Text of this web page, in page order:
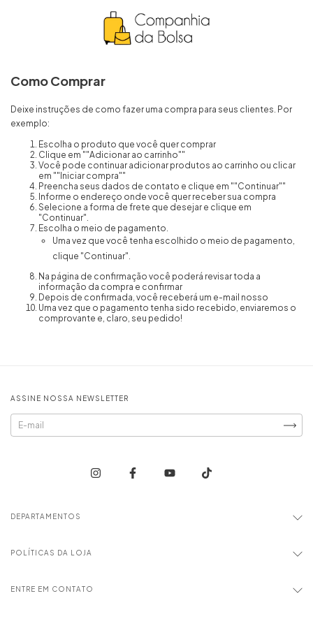
Como Comprar
Deixe instruções de como fazer uma compra para seus clientes. Por
exemplo:
Escolha o produto que você quer comprar
Clique em ""Adicionar ao carrinho""
Você pode continuar adicionar produtos ao carrinho ou clicar
em ""Iniciar compra""
Preencha seus dados de contato e clique em ""Continuar""
Informe o endereço onde você quer receber sua compra
Selecione a forma de frete que desejar e clique em
"Continuar".
Escolha o meio de pagamento.
Uma vez que você tenha escolhido o meio de pagamento,
clique "Continuar".
Na página de confirmação você poderá revisar toda a
informação da compra e confirmar
Depois de confirmada, você receberá um e-mail nosso
Uma vez que o pagamento tenha sido recebido, enviaremos o
comprovante e, claro, seu pedido!
ASSINE NOSSA NEWSLETTER
DEPARTAMENTOS
POLÍTICAS DA LOJA
ENTRE EM CONTATO